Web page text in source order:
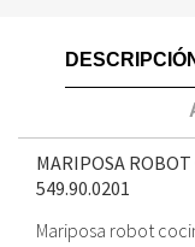
MARIPOSA
549.90.0201
Mariposa robot